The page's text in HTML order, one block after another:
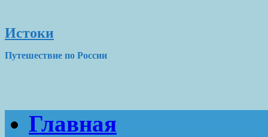
Истоки
Путешествие по России
Главная